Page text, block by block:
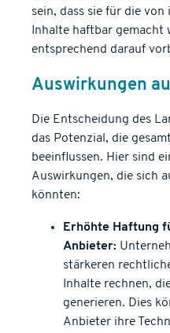
sein, dass sie für die
Inhalte haftbar gemacht
entsprechend darauf
Auswirkungen
Die Entscheidung des
das Potenzial, die
beeinflussen. Hier sind
Auswirkungen, die sich
könnten:
Erhöhte Haftung
Anbieter:
stärkeren
Inhalte rechnen,
generieren. Dies
Anbieter ihre